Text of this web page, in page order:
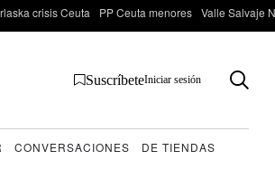
crisis Ceuta PP Ceuta menores Valle Salvaje
SuscríbeteIniciar sesión
CONVERSACIONES
DE TIENDAS